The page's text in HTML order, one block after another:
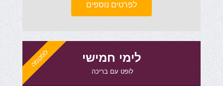
לפרטים נוספים
לימי חמישי
לופט עם בריכה ​
לופטנזה